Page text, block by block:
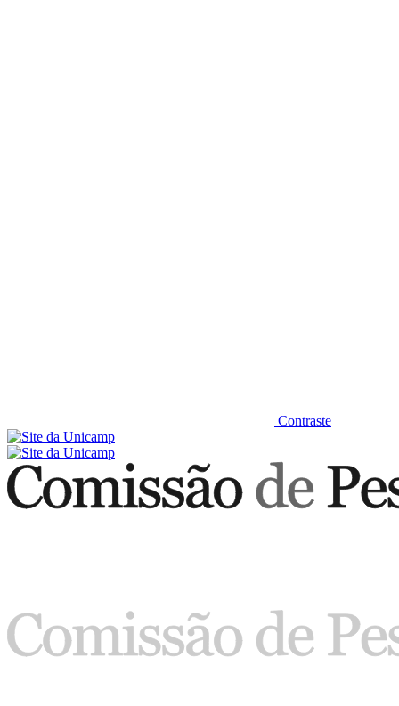
Contraste